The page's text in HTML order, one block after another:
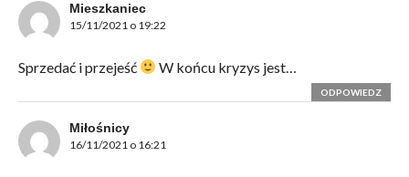
Mieszkaniec
15/11/2021 o 19:22
Sprzedać i przejeść W końcu kryzys jest…
ODPOWIEDZ
Miłośnicy
16/11/2021 o 16:21